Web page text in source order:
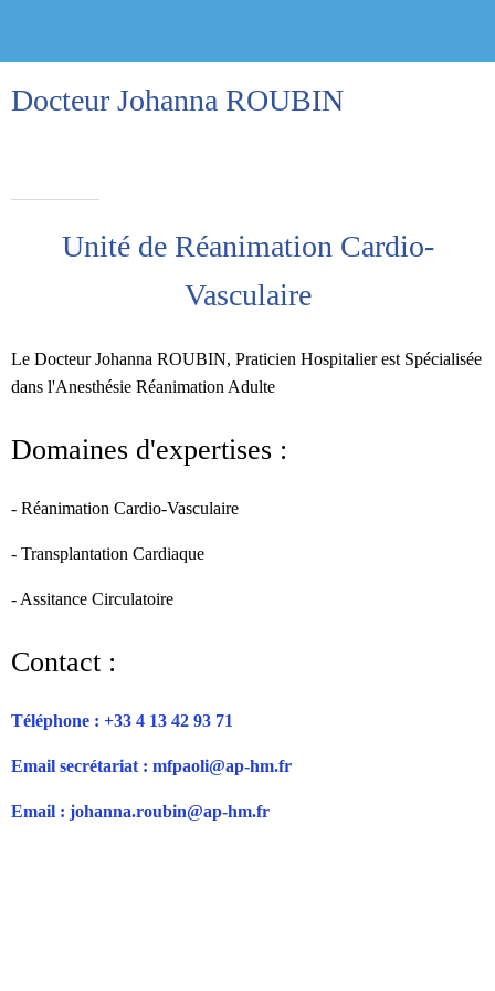
Docteur Johanna ROUBIN
Unité de Réanimation Cardio-
Vasculaire
Le Docteur Johanna ROUBIN, Praticien Hospitalier est Spécialisée
dans l'Anesthésie Réanimation Adulte
Domaines d'expertises :
- Réanimation Cardio-Vasculaire
- Transplantation Cardiaque
- Assitance Circulatoire
Contact :
Téléphone : +33 4 13 42 93 71
Email secrétariat : mfpaoli@ap-hm.fr
Email : johanna.roubin@ap-hm.fr